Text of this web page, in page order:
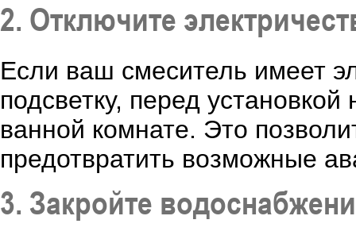
2. Отключите
Если ваш смеситель имеет
подсветку, перед
ванной комнате. Это
предотвратить возможные
3. Закройте